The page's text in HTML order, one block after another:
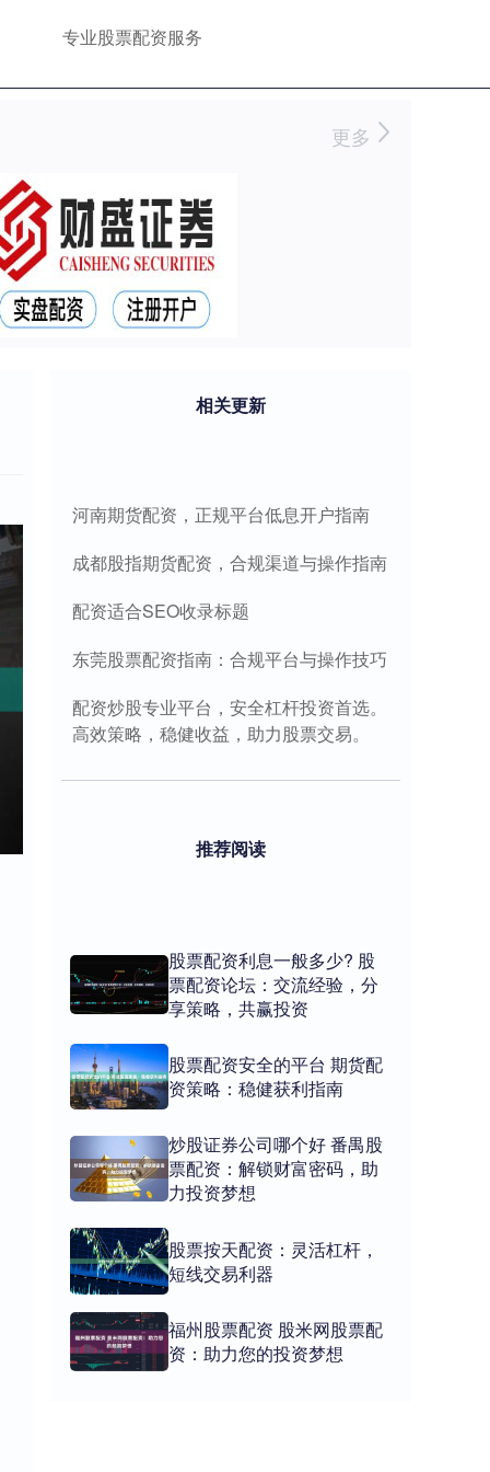
专业股票配资服务
更多
相关更新
河南期货配资，正规平台低息开户指南
成都股指期货配资，合规渠道与操作指南
配资适合SEO收录标题
东莞股票配资指南：合规平台与操作技巧
配资炒股专业平台，安全杠杆投资首选。
高效策略，稳健收益，助力股票交易。
推荐阅读
股票配资利息一般多少? 股
票配资论坛：交流经验，分
享策略，共赢投资
股票配资安全的平台 期货配
资策略：稳健获利指南
炒股证券公司哪个好 番禺股
票配资：解锁财富密码，助
力投资梦想
股票按天配资：灵活杠杆，
短线交易利器
福州股票配资 股米网股票配
资：助力您的投资梦想